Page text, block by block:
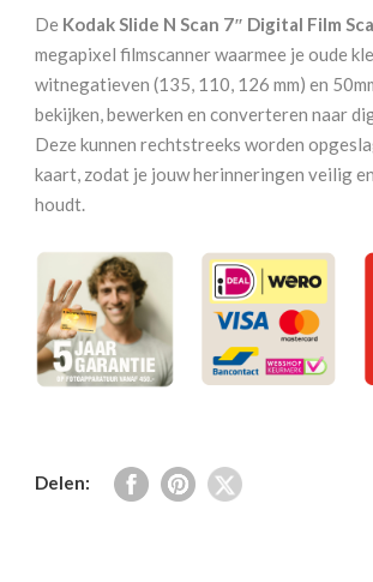
Scan
filmscanner
aantal
De Kodak Slide N Scan 7″ Digital Film
megapixel filmscanner waarmee je oude
witnegatieven (135, 110, 126 mm) en
bekijken, bewerken en converteren naar
Deze kunnen rechtstreeks worden
kaart, zodat je jouw herinneringen veilig
houdt.
Delen: